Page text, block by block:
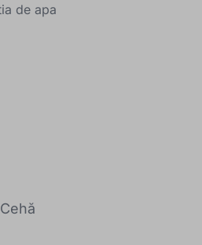
de apa